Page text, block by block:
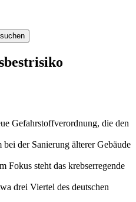
Gefahrstoffverordnung, die den
der Sanierung älterer Gebäude
Fokus steht das krebserregende
drei Viertel des deutschen